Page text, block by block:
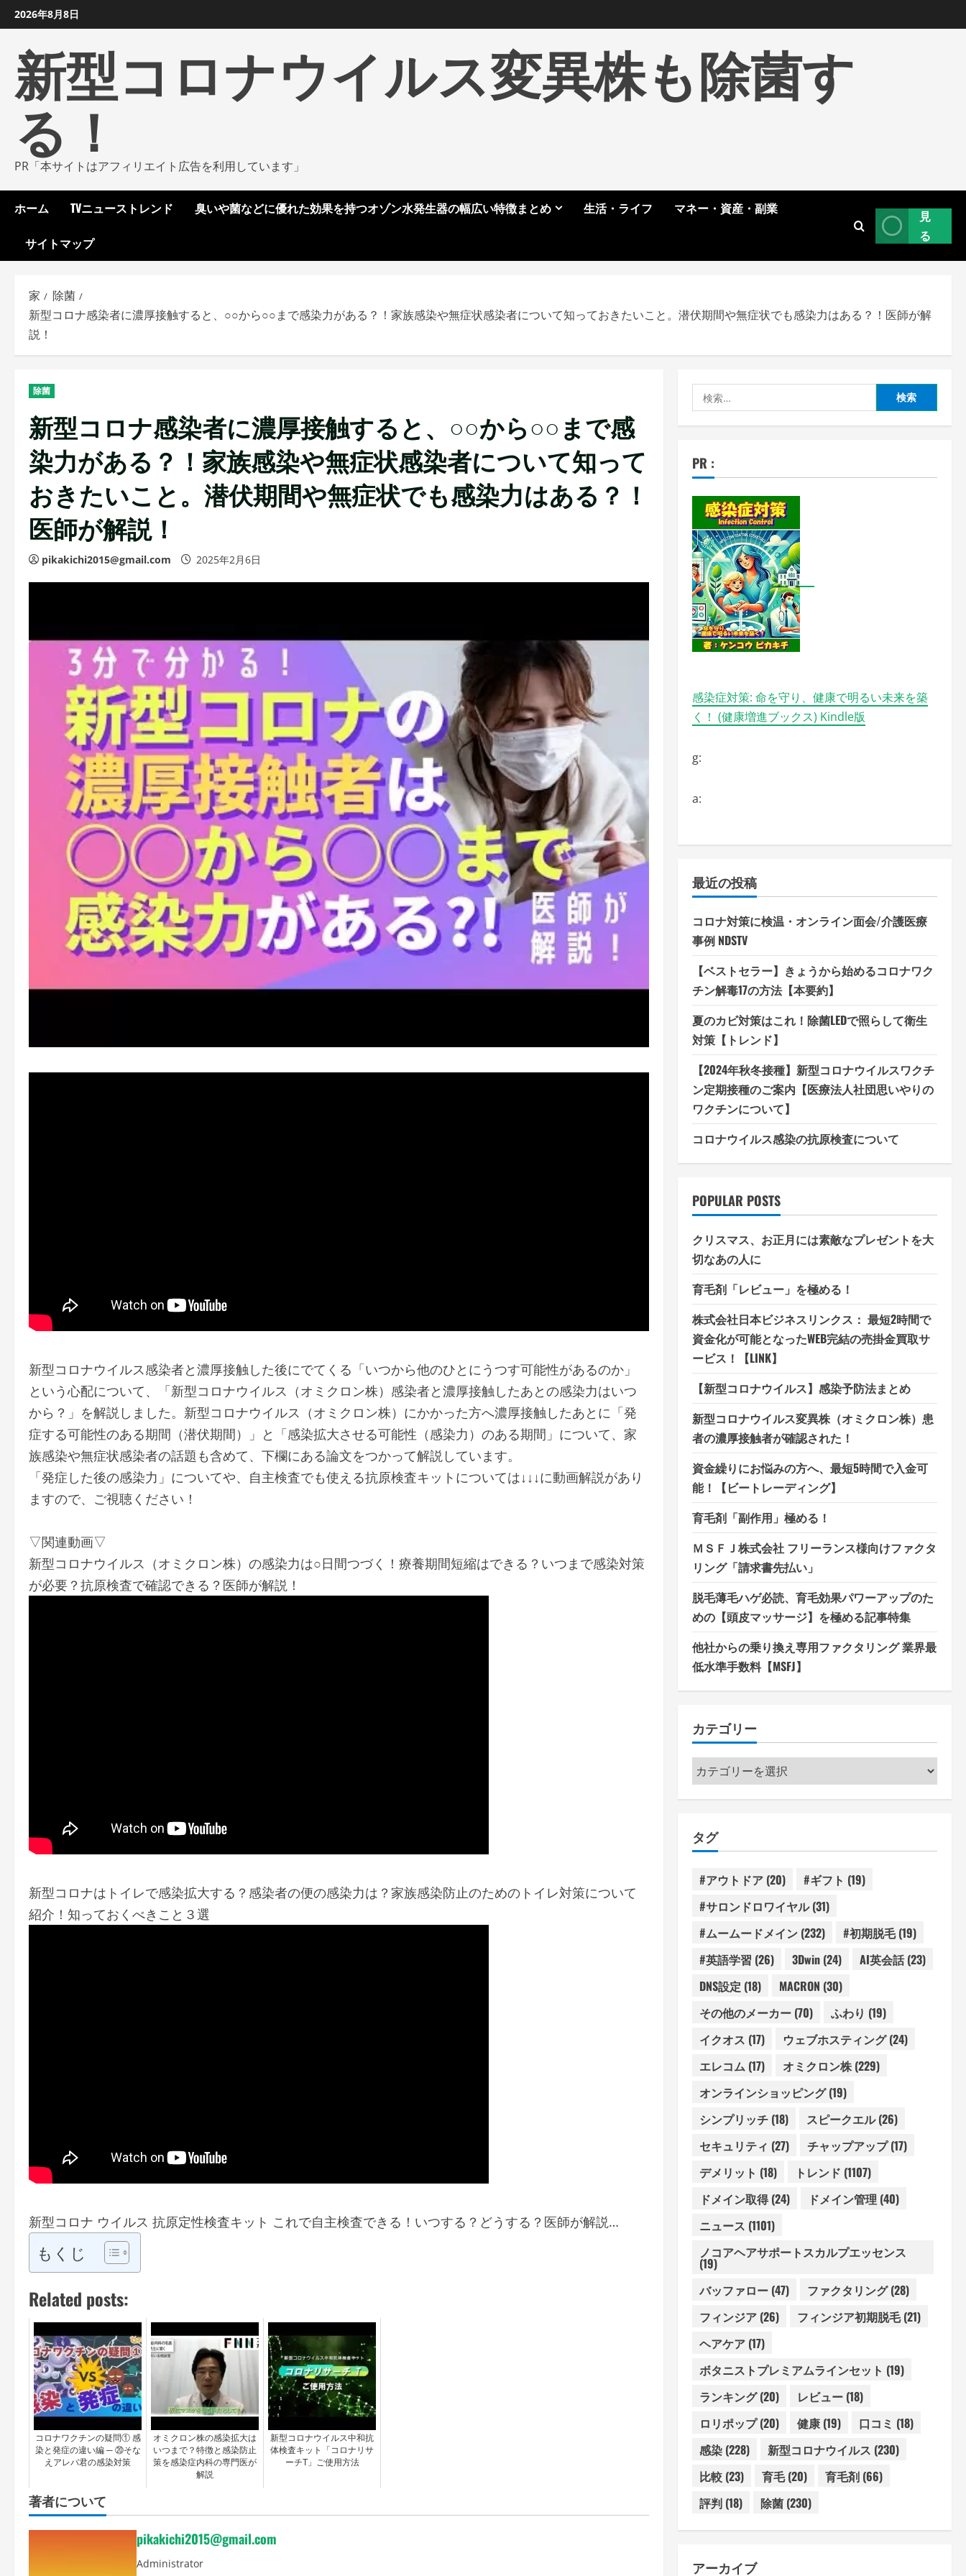
ン
2026年8月8日
新型コロナウイルス変異株も除菌す
る！
PR「本サイトはアフィリエイト広告を利用しています」
ホーム TVニューストレンド 臭いや菌などに優れた効果を持つオゾン水発生器の幅広い特徴まとめ 生活・ライフ マネー・資産・副業
サイトマップ
見
る
家
除菌
新型コロナ感染者に濃厚接触すると、○○から○○まで感染力がある？！家族感染や無症状感染者について知っておきたいこと。潜伏期間や無症状でも感染力はある？！医師が解
説！
除菌
新型コロナ感染者に濃厚接触すると、○○から○○まで感
染力がある？！家族感染や無症状感染者について知って
おきたいこと。潜伏期間や無症状でも感染力はある？！
医師が解説！
pikakichi2015@gmail.com 2025年2月6日
新型コロナウイルス感染者と濃厚接触した後にでてくる「いつから他のひとにうつす可能性があるのか」
という心配について、「新型コロナウイルス（オミクロン株）感染者と濃厚接触したあとの感染力はいつ
から？」を解説しました。新型コロナウイルス（オミクロン株）にかかった方へ濃厚接触したあとに「発
症する可能性のある期間（潜伏期間）」と「感染拡大させる可能性（感染力）のある期間」について、家
族感染や無症状感染者の話題も含めて、下欄にある論文をつかって解説しています。
「発症した後の感染力」についてや、自主検査でも使える抗原検査キットについては↓↓↓に動画解説があり
ますので、ご視聴ください！
▽関連動画▽
新型コロナウイルス（オミクロン株）の感染力は○日間つづく！療養期間短縮はできる？いつまで感染対策
が必要？抗原検査で確認できる？医師が解説！
新型コロナはトイレで感染拡大する？感染者の便の感染力は？家族感染防止のためのトイレ対策について
紹介！知っておくべきこと３選
新型コロナ ウイルス 抗原定性検査キット これで自主検査できる！いつする？どうする？医師が解説…
もくじ
Related posts:
コロナワクチンの疑問① 感
染と発症の違い編 ─ ⑳そな
えアレバ君の感染対策
オミクロン株の感染拡大は
いつまで？特徴と感染防止
策を感染症内科の専門医が
解説
新型コロナウイルス中和抗
体検査キット「コロナリサ
ーチT」ご使用方法
著者について
pikakichi2015@gmail.com
Administrator
索:
PR :
感染症対策: 命を守り、健康で明るい未来を築
く！ (健康増進ブックス) Kindle版
g:
a:
最近の投稿
コロナ対策に検温・オンライン面会/介護医療
事例 NDSTV
【ベストセラー】きょうから始めるコロナワク
チン解毒17の方法【本要約】
夏のカビ対策はこれ！除菌LEDで照らして衛生
対策【トレンド】
【2024年秋冬接種】新型コロナウイルスワクチ
ン定期接種のご案内【医療法人社団思いやりの
ワクチンについて】
コロナウイルス感染の抗原検査について
POPULAR POSTS
クリスマス、お正月には素敵なプレゼントを大
切なあの人に
育毛剤「レビュー」を極める！
株式会社日本ビジネスリンクス： 最短2時間で
資金化が可能となったWEB完結の売掛金買取サ
ービス！【LINK】
【新型コロナウイルス】感染予防法まとめ
新型コロナウイルス変異株（オミクロン株）患
者の濃厚接触者が確認された！
資金繰りにお悩みの方へ、最短5時間で入金可
能！【ビートレーディング】
育毛剤「副作用」極める！
ＭＳＦＪ株式会社 フリーランス様向けファクタ
リング「請求書先払い」
脱毛薄毛ハゲ必読、育毛効果パワーアップのた
めの【頭皮マッサージ】を極める記事特集
他社からの乗り換え専用ファクタリング 業界最
低水準手数料【MSFJ】
カテゴリー
カ
テ
ー
タグ
#アウトドア(20) #ギフト (19)
#サロンドロワイヤル(31)
#ムームードメイン(232) #初期脱毛(19)
#英語学習 (26) 3Dwin(24) AI英会話(23)
DNS設定 (18) MACRON (30)
その他のメーカー(70) ふわり (19)
イクオス (17) ウェブホスティング(24)
エレコム(17) オミクロン株(229)
オンラインショッピング(19)
シンプリッチ(18) スピークエル(26)
セキュリティ (27) チャップアップ(17)
デメリット (18) トレンド (1107)
ドメイン取得(24) ドメイン管理 (40)
ニュース (1101)
ノコアヘアサポートスカルプエッセンス
(19)
バッファロー(47) ファクタリング(28)
フィンジア(26) フィンジア初期脱毛(21)
ヘアケア(17)
ボタニストプレミアムラインセット (19)
ランキング(20) レビュー(18)
ロリポップ(20) 健康(19) 口コミ (18)
感染(228) 新型コロナウイルス (230)
比較(23) 育毛(20) 育毛剤(66)
評判(18) 除菌(230)
アーカイブ